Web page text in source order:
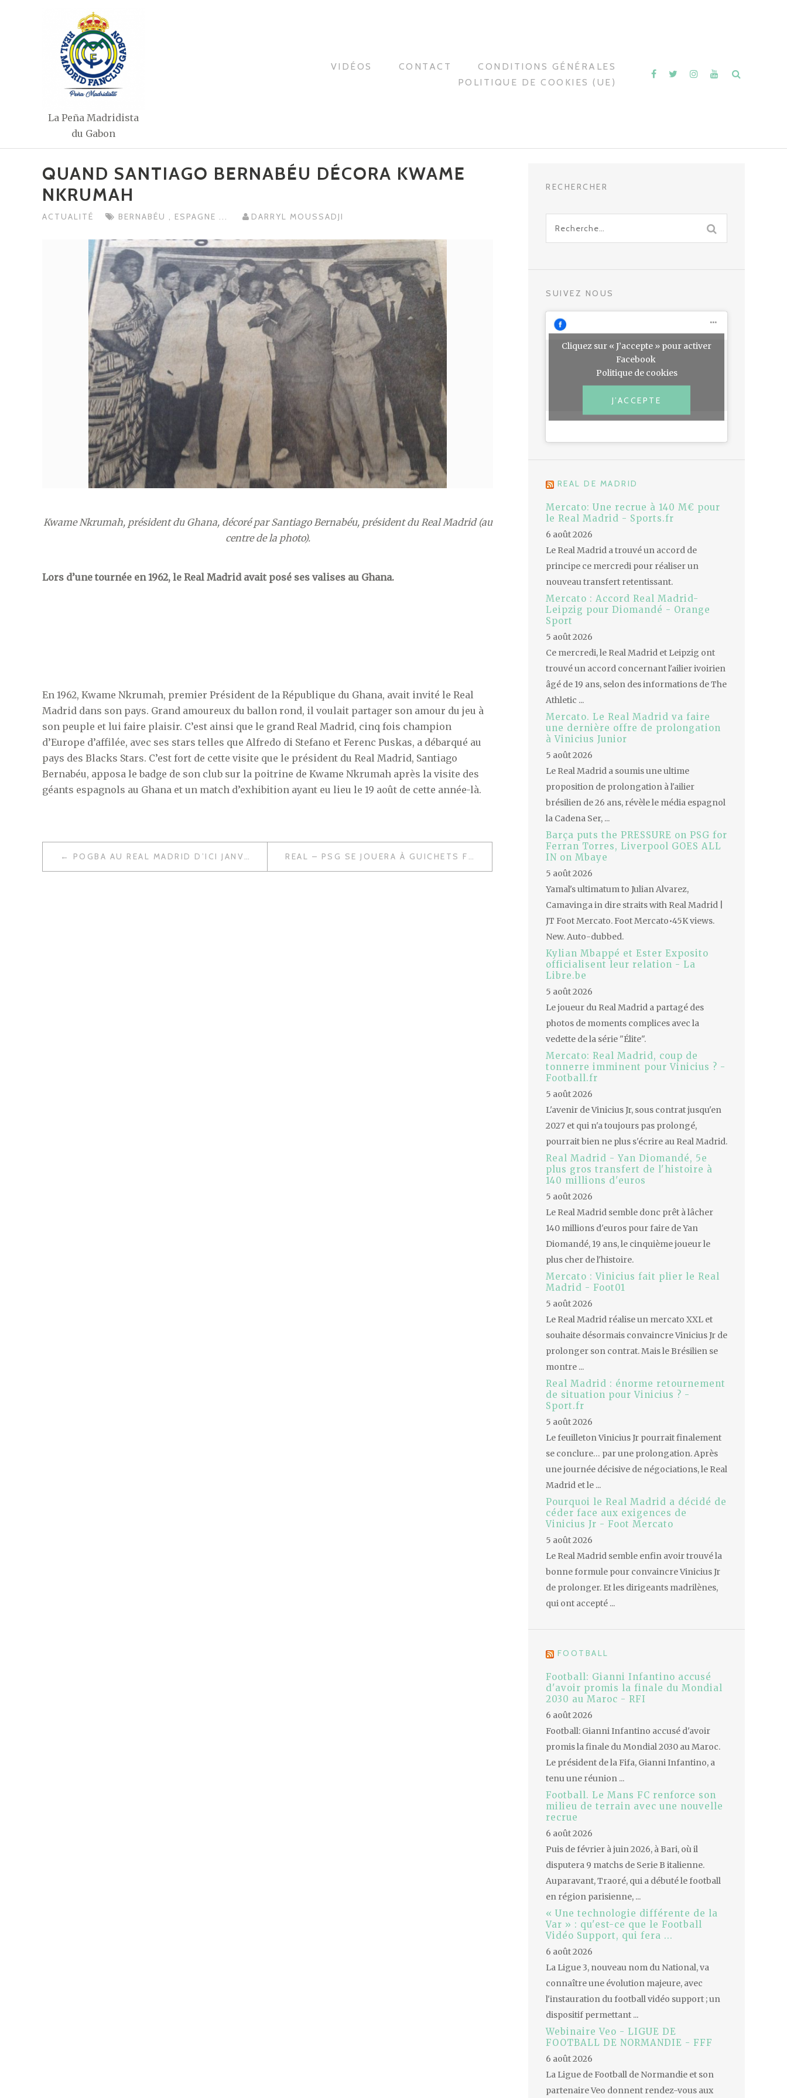
La Peña Madridista
du Gabon
VIDÉOS CONTACT
CONDITIONS GÉNÉRALES
POLITIQUE DE COOKIES (UE)
QUAND SANTIAGO BERNABÉU DÉCORA KWAME
NKRUMAH
ACTUALITÉ BERNABÉU , ESPAGNE ... DARRYL MOUSSADJI
Kwame Nkrumah, président du Ghana, décoré par Santiago Bernabéu, président du Real Madrid (au
centre de la photo).
Lors d’une tournée en 1962, le Real Madrid avait posé ses valises au Ghana.
En 1962, Kwame Nkrumah, premier Président de la République du Ghana, avait invité le Real
Madrid dans son pays. Grand amoureux du ballon rond, il voulait partager son amour du jeu à
son peuple et lui faire plaisir. C’est ainsi que le grand Real Madrid, cinq fois champion
d’Europe d’affilée, avec ses stars telles que Alfredo di Stefano et Ferenc Puskas, a débarqué au
pays des Blacks Stars. C’est fort de cette visite que le président du Real Madrid, Santiago
Bernabéu, apposa le badge de son club sur la poitrine de Kwame Nkrumah après la visite des
géants espagnols au Ghana et un match d’exhibition ayant eu lieu le 19 août de cette année-là.
NAVIGATION
DE
POGBA AU REAL MADRID D’ICI JANVIER ? REAL – PSG SE JOUERA À GUICHETS FERMÉS
RECHERCHER
SUIVEZ NOUS
Cliquez sur « J’accepte » pour activer
Facebook
Politique de cookies
J’ACCEPTE
REAL DE MADRID
Mercato: Une recrue à 140 M€ pour
le Real Madrid - Sports.fr
6 août 2026
Le Real Madrid a trouvé un accord de
principe ce mercredi pour réaliser un
nouveau transfert retentissant.
Mercato : Accord Real Madrid-
Leipzig pour Diomandé - Orange
Sport
5 août 2026
Ce mercredi, le Real Madrid et Leipzig ont
trouvé un accord concernant l'ailier ivoirien
âgé de 19 ans, selon des informations de The
Athletic ...
Mercato. Le Real Madrid va faire
une dernière offre de prolongation
à Vinicius Junior
5 août 2026
Le Real Madrid a soumis une ultime
proposition de prolongation à l'ailier
brésilien de 26 ans, révèle le média espagnol
la Cadena Ser, ...
Barça puts the PRESSURE on PSG for
Ferran Torres, Liverpool GOES ALL
IN on Mbaye
5 août 2026
Yamal's ultimatum to Julian Alvarez,
Camavinga in dire straits with Real Madrid |
JT Foot Mercato. Foot Mercato•45K views.
New. Auto-dubbed.
Kylian Mbappé et Ester Exposito
officialisent leur relation - La
Libre.be
5 août 2026
Le joueur du Real Madrid a partagé des
photos de moments complices avec la
vedette de la série "Élite".
Mercato: Real Madrid, coup de
tonnerre imminent pour Vinicius ? -
Football.fr
5 août 2026
L'avenir de Vinicius Jr, sous contrat jusqu'en
2027 et qui n'a toujours pas prolongé,
pourrait bien ne plus s'écrire au Real Madrid.
Real Madrid - Yan Diomandé, 5e
plus gros transfert de l'histoire à
140 millions d'euros
5 août 2026
Le Real Madrid semble donc prêt à lâcher
140 millions d'euros pour faire de Yan
Diomandé, 19 ans, le cinquième joueur le
plus cher de l'histoire.
Mercato : Vinicius fait plier le Real
Madrid - Foot01
5 août 2026
Le Real Madrid réalise un mercato XXL et
souhaite désormais convaincre Vinicius Jr de
prolonger son contrat. Mais le Brésilien se
montre ...
Real Madrid : énorme retournement
de situation pour Vinicius ? -
Sport.fr
5 août 2026
Le feuilleton Vinicius Jr pourrait finalement
se conclure… par une prolongation. Après
une journée décisive de négociations, le Real
Madrid et le ...
Pourquoi le Real Madrid a décidé de
céder face aux exigences de
Vinicius Jr - Foot Mercato
5 août 2026
Le Real Madrid semble enfin avoir trouvé la
bonne formule pour convaincre Vinicius Jr
de prolonger. Et les dirigeants madrilènes,
qui ont accepté ...
FOOTBALL
Football: Gianni Infantino accusé
d'avoir promis la finale du Mondial
2030 au Maroc - RFI
6 août 2026
Football: Gianni Infantino accusé d'avoir
promis la finale du Mondial 2030 au Maroc.
Le président de la Fifa, Gianni Infantino, a
tenu une réunion ...
Football. Le Mans FC renforce son
milieu de terrain avec une nouvelle
recrue
6 août 2026
Puis de février à juin 2026, à Bari, où il
disputera 9 matchs de Serie B italienne.
Auparavant, Traoré, qui a débuté le football
en région parisienne, ...
« Une technologie différente de la
Var » : qu'est-ce que le Football
Vidéo Support, qui fera ...
6 août 2026
La Ligue 3, nouveau nom du National, va
connaître une évolution majeure, avec
l'instauration du football vidéo support ; un
dispositif permettant ...
Webinaire Veo - LIGUE DE
FOOTBALL DE NORMANDIE - FFF
6 août 2026
La Ligue de Football de Normandie et son
partenaire Veo donnent rendez-vous aux